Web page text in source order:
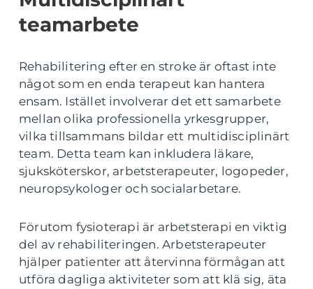
teamarbete
Rehabilitering efter en stroke är oftast inte
något som en enda terapeut kan hantera
ensam. Istället involverar det ett samarbete
mellan olika professionella yrkesgrupper,
vilka tillsammans bildar ett multidisciplinärt
team. Detta team kan inkludera läkare,
sjuksköterskor, arbetsterapeuter, logopeder,
neuropsykologer och socialarbetare.
Förutom fysioterapi är arbetsterapi en viktig
del av rehabiliteringen. Arbetsterapeuter
hjälper patienter att återvinna förmågan att
utföra dagliga aktiviteter som att klä sig, äta